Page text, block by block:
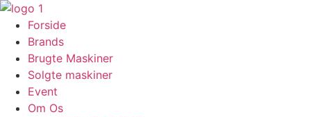
Videre
indhold
Forside
Brands
Brugte Maskiner
Solgte maskiner
Event
Om Os